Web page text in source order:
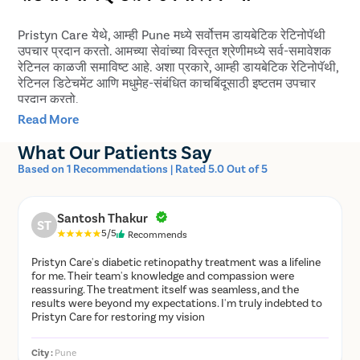
डायबेटिक रेटिनोपॅथी, डायबेटिक मॅक्युलर एडीमा, रेटिनल डिटेचमेंट इ.
Pristyn Care येथे, आम्ही Pune मध्ये सर्वोत्तम डायबेटिक रेटिनोपॅथी
उपचार प्रदान करतो. आमच्या सेवांच्या विस्तृत श्रेणीमध्ये सर्व-समावेशक
रेटिनल काळजी समाविष्ट आहे. अशा प्रकारे, आम्ही डायबेटिक रेटिनोपॅथी,
रेटिनल डिटेचमेंट आणि मधुमेह-संबंधित काचबिंदूसाठी इष्टतम उपचार
प्रदान करतो.
आमचे अनुभवी नेत्र डॉक्टर उपचार योजना तयार करण्यासाठी डायबेटिक
रेटिनोपॅथीची तीव्रता शोधण्यासाठी सर्वसमावेशक नेत्र तपासणी करतात.
सर्वोत्तम तंत्रांचा वापर करून, आम्ही आमच्या रूग्णांना वैद्यकीय आणि
शस्त्रक्रिया उपचार दोन्ही पर्याय प्रदान करतो.
मधील सर्वोत्‍तम नेत्र डॉक्‍टरांसोबत तुमची मोफत भेट बुक करा आणि
डायबेटिक रेटिनोपॅथी व्‍यवस्‍थापित करण्‍यासाठी त्यांचा सल्ला घ्या.
डायबेटिक रेटिनोपॅथीचे टप्पे
रक्तातील साखरेचे प्रमाण जास्त असल्याने डोळयातील पडद्याचे पोषण
करणाऱ्या रक्तवाहिन्या ब्लॉक होतात. त्यामुळे रेटिनाचा रक्तपुरवठा खंडित
होतो. या बदल्यात, डोळा नवीन रक्तवाहिन्या वाढवण्याचा प्रयत्न करतो ज्या
Read More
What Our Patients Say
Based on 1 Recommendations | Rated 5.0 Out of 5
ST Santosh Thakur
5/5 Recommends
Pristyn Care's diabetic retinopathy treatment was a lifeline
for me. Their team's knowledge and compassion were
reassuring. The treatment itself was seamless, and the
results were beyond my expectations. I'm truly indebted to
Pristyn Care for restoring my vision
City : Pune